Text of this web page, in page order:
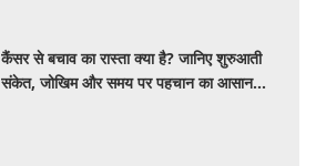
कैंसर से बचाव का रास्ता क्या है? जानिए शुरुआती
संकेत, जोखिम और समय पर पहचान का आसान